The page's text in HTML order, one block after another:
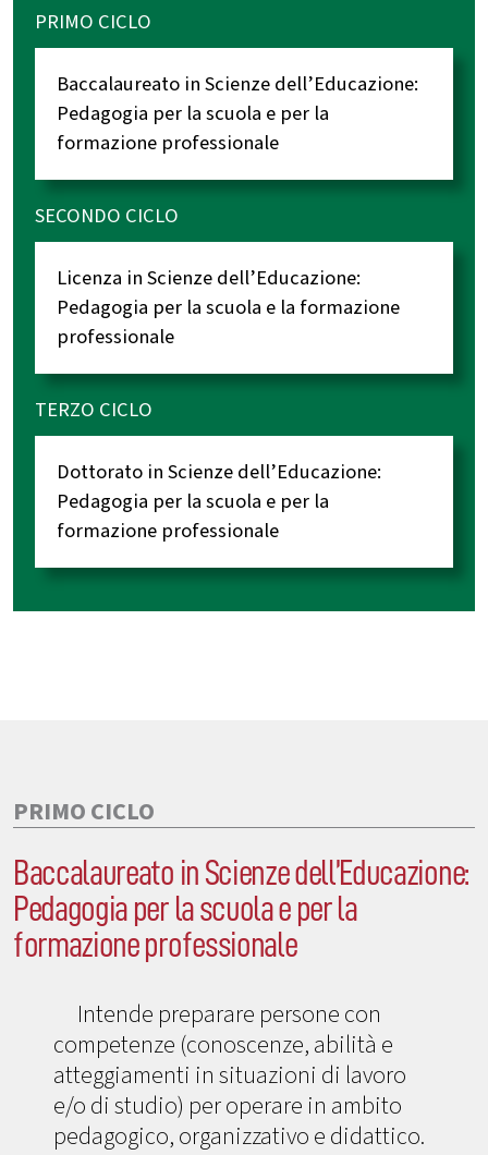
PRIMO CICLO
Baccalaureato in Scienze dell’Educazione:
Pedagogia per la scuola e per la
formazione professionale
SECONDO CICLO
Licenza in Scienze dell’Educazione:
Pedagogia per la scuola e la formazione
professionale
TERZO CICLO
Dottorato in Scienze dell’Educazione:
Pedagogia per la scuola e per la
formazione professionale
PRIMO CICLO
Baccalaureato in Scienze dell’Educazione:
Pedagogia per la scuola e per la
formazione professionale
Intende preparare persone con
competenze (conoscenze, abilità e
atteggiamenti in situazioni di lavoro
e/o di studio) per operare in ambito
pedagogico, organizzativo e didattico.